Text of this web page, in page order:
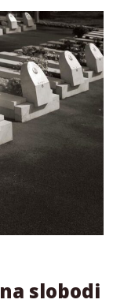
slobodi